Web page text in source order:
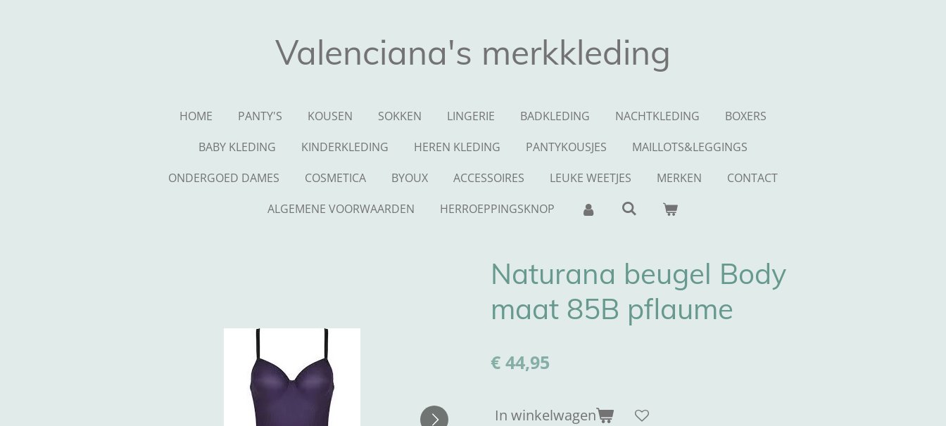
Valenciana's merkkleding
HOME PANTY'S KOUSEN SOKKEN LINGERIE BADKLEDING NACHTKLEDING
BOXERS
BABY KLEDING
KINDERKLEDING HEREN KLEDING PANTYKOUSJES
MAILLOTS&LEGGINGS
ONDERGOED DAMES
COSMETICA BYOUX ACCESSOIRES LEUKE WEETJES MERKEN
CONTACT
ALGEMENE VOORWAARDEN
HERROEPPINGSKNOP
Naturana beugel Body
maat 85B pflaume
€ 44,95
In winkelwagen